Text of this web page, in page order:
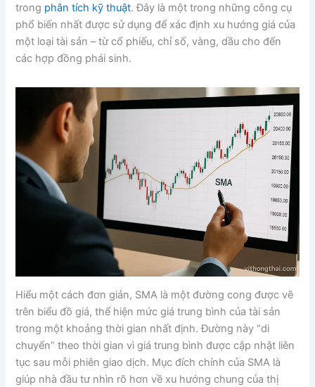
trong phân tích kỹ thuật. Đây là một trong những công cụ
phổ biến nhất được sử dụng để xác định xu hướng giá của
một loại tài sản – từ cổ phiếu, chỉ số, vàng, dầu cho đến
các hợp đồng phái sinh.
Hiểu một cách đơn giản, SMA là một đường cong được vẽ
trên biểu đồ giá, thể hiện mức giá trung bình của tài sản
trong một khoảng thời gian nhất định. Đường này “di
chuyển” theo thời gian vì giá trung bình được cập nhật liên
tục sau mỗi phiên giao dịch. Mục đích chính của SMA là
giúp nhà đầu tư nhìn rõ hơn về xu hướng chung của thị